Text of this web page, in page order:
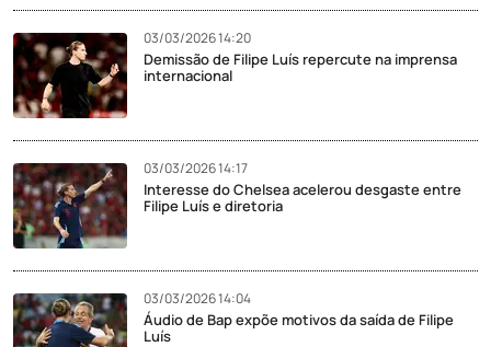
03/03/2026 14:20
Demissão de Filipe Luís repercute na imprensa
internacional
03/03/2026 14:17
Interesse do Chelsea acelerou desgaste entre
Filipe Luís e diretoria
03/03/2026 14:04
Áudio de Bap expõe motivos da saída de Filipe
Luís